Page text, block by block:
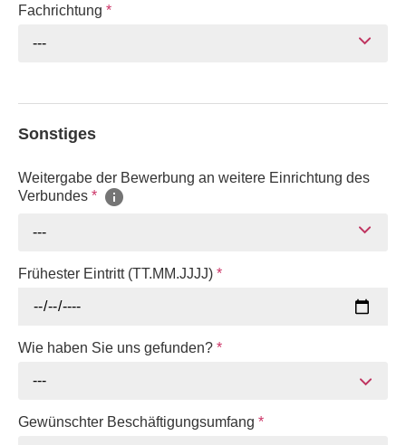
Fachrichtung *
---
Sonstiges
Weitergabe der Bewerbung an weitere Einrichtung des
Verbundes *
---
Frühester Eintritt (TT.MM.JJJJ) *
Wie haben Sie uns gefunden? *
---
Gewünschter Beschäftigungsumfang *